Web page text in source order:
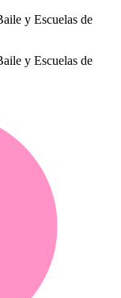
y Escuelas de
y Escuelas de